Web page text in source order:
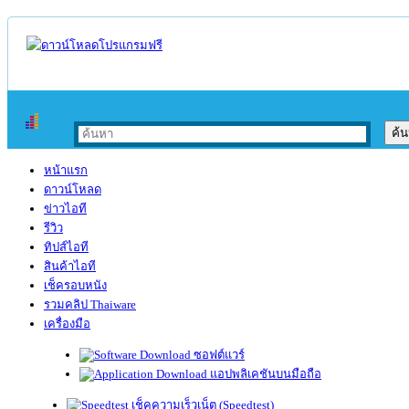
หน้าแรก
ดาวน์โหลด
ข่าวไอที
รีวิว
ทิปส์ไอที
สินค้าไอที
เช็ครอบหนัง
รวมคลิป Thaiware
เครื่องมือ
ซอฟต์แวร์
แอปพลิเคชันบนมือถือ
เช็คความเร็วเน็ต (Speedtest)